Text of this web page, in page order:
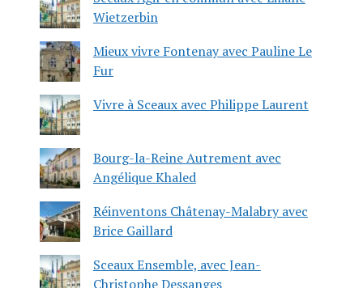
Wietzerbin
Mieux vivre Fontenay avec Pauline Le
Fur
Vivre à Sceaux avec Philippe Laurent
Bourg-la-Reine Autrement avec
Angélique Khaled
Réinventons Châtenay-Malabry avec
Brice Gaillard
Sceaux Ensemble, avec Jean-
Christophe Dessanges